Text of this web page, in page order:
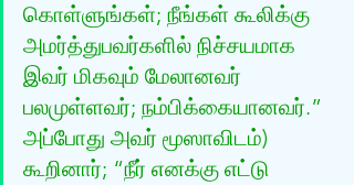
கொள்ளுங்கள்; நீங்கள் கூலிக்கு
அமர்த்துபவர்களில் நிச்சயமாக
இவர் மிகவும் மேலானவர்
பலமுள்ளவர்; நம்பிக்கையானவர்.”
அப்போது அவர் மூஸாவிடம்)
கூறினார்; “நீர் எனக்கு எட்டு